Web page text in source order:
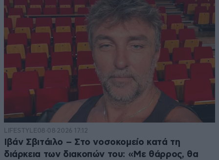
LIFESTYLE08·08·2026 17:12
Ιβάν Σβιτάιλο – Στο νοσοκομείο κατά τη
διάρκεια των διακοπών του: «Με θάρρος, θα